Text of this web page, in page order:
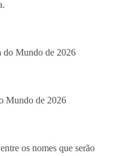
Mundo de 2026